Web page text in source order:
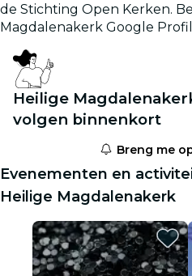
de Stichting Open Kerken.
Magdalenakerk Google
Heilige
volgen binnenkort
Breng me
Evenementen en
Heilige Magdalenakerk